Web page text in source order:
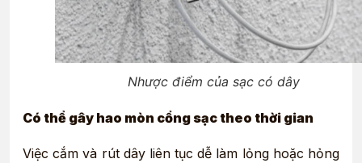
Nhược điểm của sạc có dây
Có thể gây hao mòn cổng sạc theo thời gian
Việc cắm và rút dây liên tục dễ làm lỏng hoặc hỏng